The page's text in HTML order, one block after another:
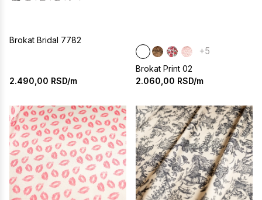
Brokat Bridal 7782
2.490,00 RSD/m
+5
Brokat Print 02
2.060,00 RSD/m